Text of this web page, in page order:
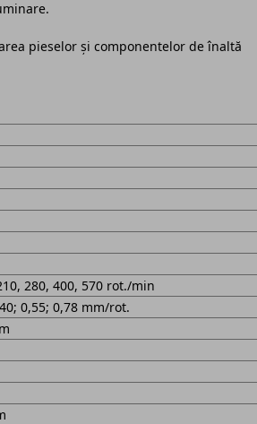
pieselor și componentelor de înaltă
280, 400, 570 rot./min
0,55; 0,78 mm/rot.